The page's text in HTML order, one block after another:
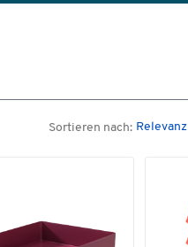
Sortieren nach: Relevanz